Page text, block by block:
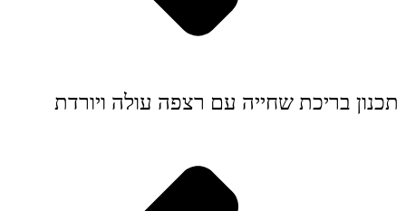
תכנון בריכת שחייה עם רצפה עולה ויורדת